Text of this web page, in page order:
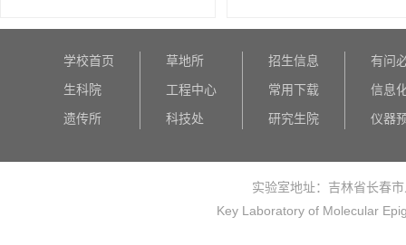
学校首页
生科院
遗传所
草地所
工程中心
科技处
招生信息
常用下载
研究生院
有问
信息
仪器
实验室地址：吉林省长春
Key Laboratory of Molecular